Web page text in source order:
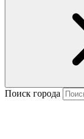
Поиск города